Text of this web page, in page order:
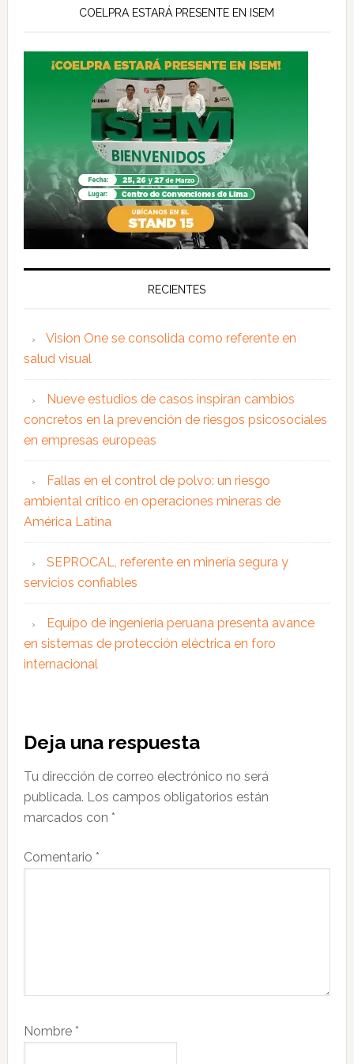
COELPRA ESTARÁ PRESENTE EN ISEM
RECIENTES
Vision One se consolida como referente en
salud visual
Nueve estudios de casos inspiran cambios
concretos en la prevención de riesgos psicosociales
en empresas europeas
Fallas en el control de polvo: un riesgo
ambiental crítico en operaciones mineras de
América Latina
SEPROCAL, referente en minería segura y
servicios confiables
Equipo de ingeniería peruana presenta avance
en sistemas de protección eléctrica en foro
internacional
Interacciones
con
los
lectores
Deja una respuesta
Tu dirección de correo electrónico no será
publicada. Los campos obligatorios están
marcados con *
Comentario *
Nombre *